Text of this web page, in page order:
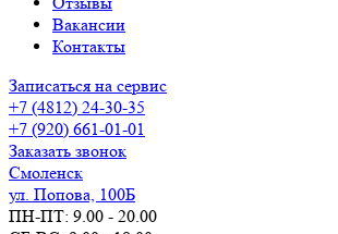
Вакансии
Контакты
Записаться на сервис
+7 (4812) 24-30-35
+7 (920) 661-01-01
Заказать звонок
Смоленск
ул. Попова, 100Б
ПН-ПТ: 9.00 - 20.00